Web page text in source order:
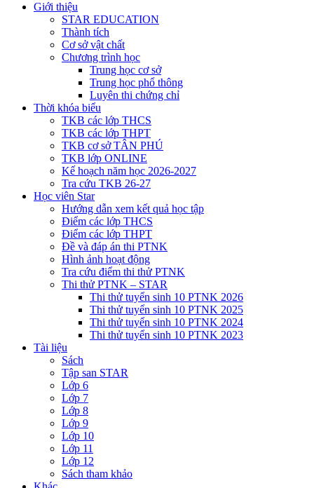
Giới thiệu
STAR EDUCATION
Thành tích
Cơ sở vật chất
Chương trình học
Trung học cơ sở
Trung học phổ thông
Luyên thi chứng chỉ
Thời khóa biểu
TKB các lớp THCS
TKB các lớp THPT
TKB cơ sở TÂN PHÚ
TKB lớp ONLINE
Kế hoạch năm học 2026-2027
Tra cứu TKB 26-27
Học viên Star
Hướng dẫn xem kết quả học tập
Điểm các lớp THCS
Điểm các lớp THPT
Đề và đáp án thi PTNK
Hình ảnh hoạt động
Tra cứu điểm thi thử PTNK
Thi thử PTNK – STAR
Thi thử tuyển sinh 10 PTNK 2026
Thi thử tuyển sinh 10 PTNK 2025
Thi thử tuyển sinh 10 PTNK 2024
Thi thử tuyển sinh 10 PTNK 2023
Tài liệu
Sách
Tập san STAR
Lớp 6
Lớp 7
Lớp 8
Lớp 9
Lớp 10
Lớp 11
Lớp 12
Sách tham khảo